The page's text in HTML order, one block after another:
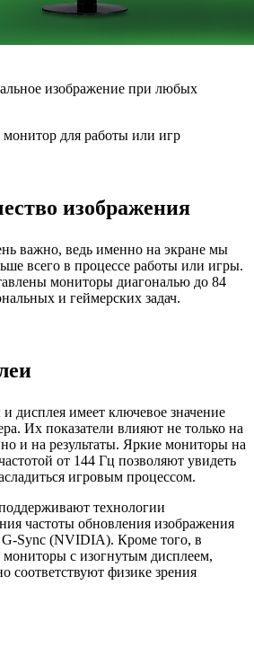
изображение при любых
для работы или игр
изображения
важно, ведь именно на экране мы
всего в процессе работы или игры.
мониторы диагональю до 84
и геймерских задач.
дисплея имеет ключевое значение
Их показатели влияют не только на
и на результаты. Яркие мониторы на
от 144 Гц позволяют увидеть
игровым процессом.
технологии
частоты обновления изображения
Sync (NVIDIA). Кроме того, в
мониторы с изогнутым дисплеем,
соответствуют физике зрения